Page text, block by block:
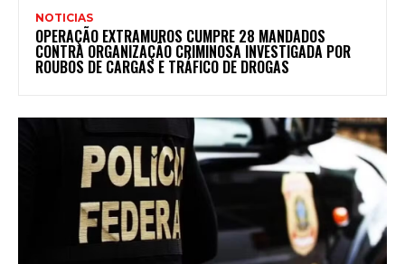
NOTICIAS
OPERAÇÃO EXTRAMUROS CUMPRE 28 MANDADOS
CONTRA ORGANIZAÇÃO CRIMINOSA INVESTIGADA POR
ROUBOS DE CARGAS E TRÁFICO DE DROGAS